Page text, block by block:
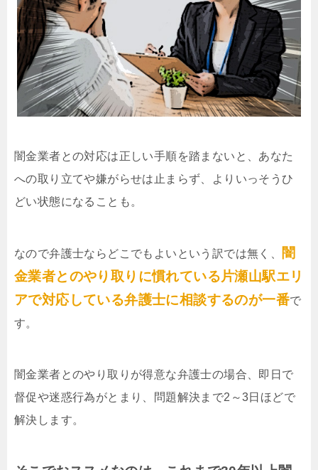
闇金業者との対応は正しい手順を踏まないと、あなた
への取り立てや嫌がらせは止まらず、よりいっそうひ
どい状態になることも。
なので弁護士ならどこでもよいという訳では無く、
闇
金業者とのやり取りに慣れている片瀬山駅エリ
アで対応している弁護士に相談するのが一番で
す。
闇金業者とのやり取りが得意な弁護士の場合、即日で
督促や迷惑行為がとまり、問題解決まで2～3日ほどで
解決します。